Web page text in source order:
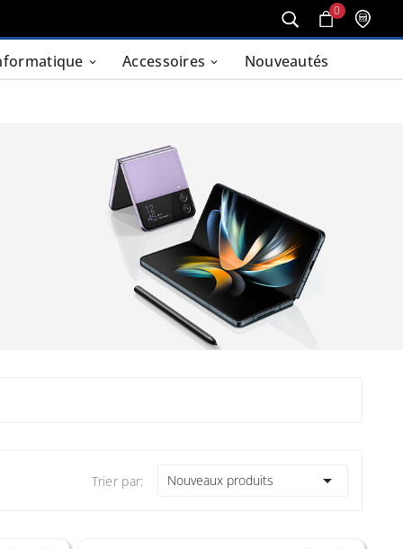
0
Accessoires Nouveautés
Trier par: Nouveaux produits 